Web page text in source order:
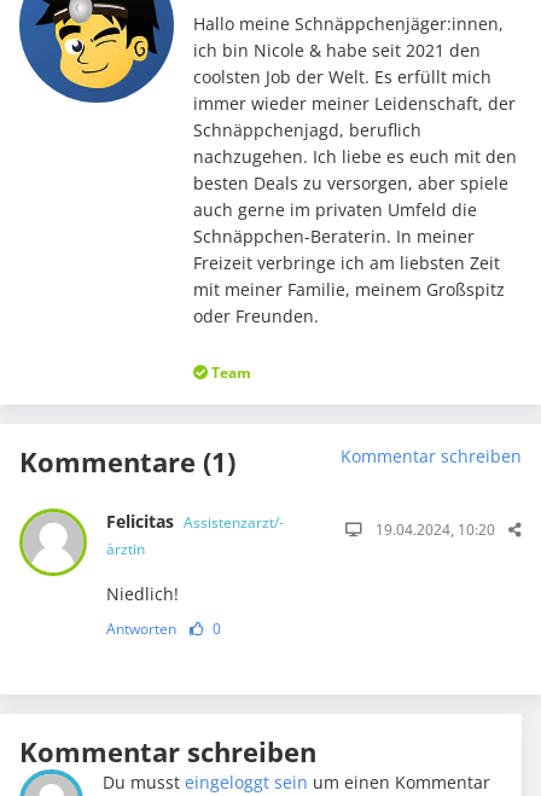
Hallo meine Schnäppchenjäger:innen,
ich bin Nicole & habe seit 2021 den
coolsten Job der Welt. Es erfüllt mich
immer wieder meiner Leidenschaft, der
Schnäppchenjagd, beruflich
nachzugehen. Ich liebe es euch mit den
besten Deals zu versorgen, aber spiele
auch gerne im privaten Umfeld die
Schnäppchen-Beraterin. In meiner
Freizeit verbringe ich am liebsten Zeit
mit meiner Familie, meinem Großspitz
oder Freunden.
Team
Kommentare (1) Kommentar schreiben
Felicitas Assistenzarzt/-
ärztin
19.04.2024, 10:20
Niedlich!
Antworten 0
Kommentar schreiben
Du mussteingeloggt sein um einen Kommentar